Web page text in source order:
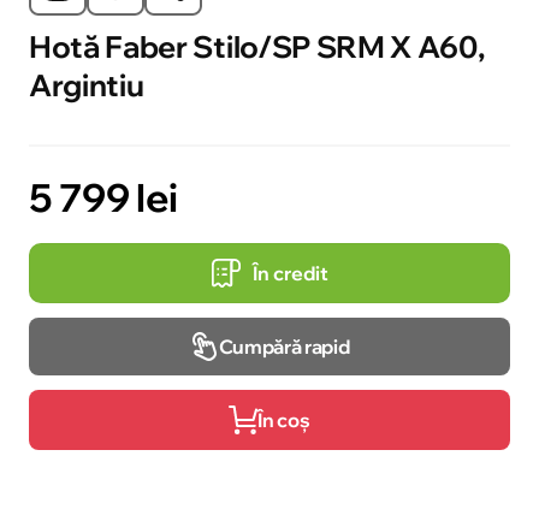
Hotă Faber Stilo/SP SRM X A60,
Argintiu
5 799 lei
În credit
Cumpără rapid
În coș